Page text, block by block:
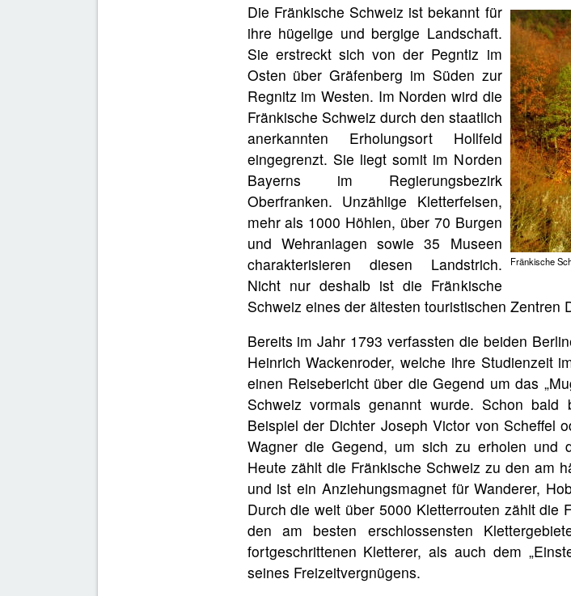
Fränkische
Die Fränkische Schweiz ist bekannt für
ihre hügelige und bergige Landschaft.
Sie erstreckt sich von der Pegntiz im
Osten über Gräfenberg im Süden zur
Regnitz im Westen. Im Norden wird die
Fränkische Schweiz durch den staatlich
anerkannten Erholungsort Hollfeld
eingegrenzt. Sie liegt somit im Norden
Bayerns im Regierungsbezirk
Oberfranken. Unzählige Kletterfelsen,
mehr als 1000 Höhlen, über 70 Burgen
und Wehranlagen sowie 35 Museen
charakterisieren diesen Landstrich.
Nicht nur deshalb ist die Fränkische
Schweiz eines der ältesten touristischen Zentren
Bereits im Jahr 1793 verfassten die beiden
Heinrich Wackenroder, welche ihre Studienzeit
einen Reisebericht über die Gegend um das
Schweiz vormals genannt wurde. Schon
Beispiel der Dichter Joseph Victor von Scheffel
Wagner die Gegend, um sich zu erholen und
Heute zählt die Fränkische Schweiz zu den am
und ist ein Anziehungsmagnet für Wanderer,
Durch die weit über 5000 Kletterrouten zählt die
den am besten erschlossensten
fortgeschrittenen Kletterer, als auch dem
seines Freizeitvergnügens.